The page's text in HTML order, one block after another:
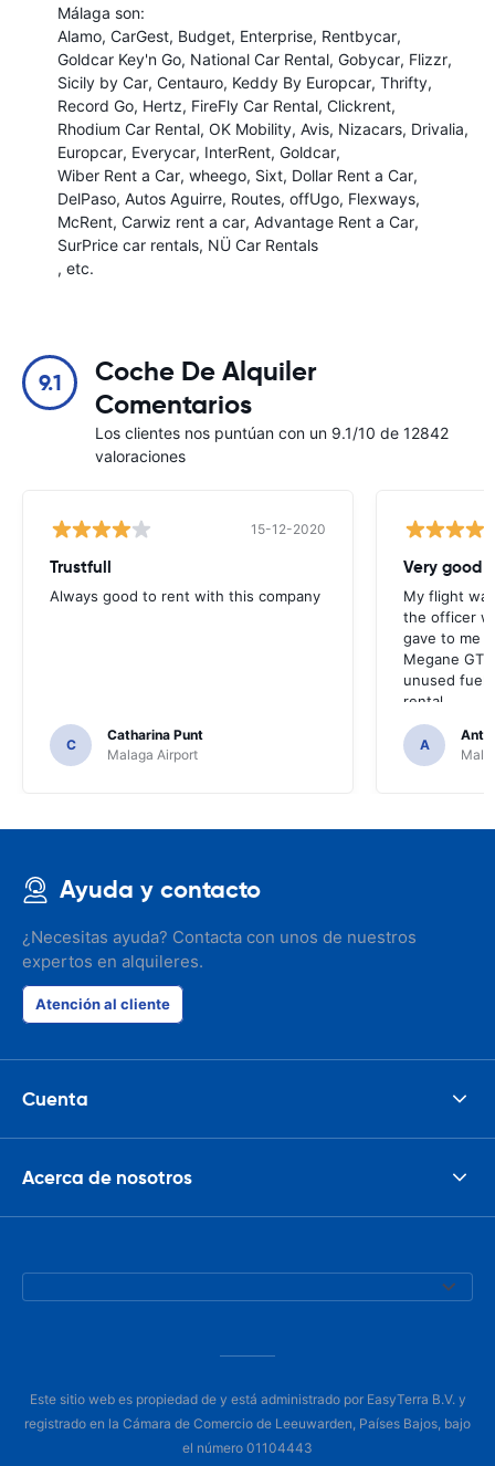
Málaga son:
Alamo CarGest Budget Enterprise Rentbycar
Goldcar Key'n Go National Car Rental Gobycar Flizzr
Sicily by Car Centauro Keddy By Europcar Thrifty
Record Go Hertz FireFly Car Rental Clickrent
Rhodium Car Rental OK Mobility Avis Nizacars Drivalia
Europcar Everycar InterRent Goldcar
Wiber Rent a Car wheego Sixt Dollar Rent a Car
DelPaso Autos Aguirre Routes offUgo Flexways
McRent Carwiz rent a car Advantage Rent a Car
SurPrice car rentals NÜ Car Rentals
, etc.
9.1
Coche De Alquiler
Comentarios
Los clientes nos puntúan con un 9.1/10 de 12842
valoraciones
15-12-2020
Trustfull
Always good to rent with this company
C
Catharina Punt
Malaga Airport
Very good
My flight
the officer
gave to me
Megane GT
unused fuel.
rental.
A
Antti
Ayuda y contacto
¿Necesitas ayuda? Contacta con unos de nuestros
expertos en alquileres.
Atención al cliente
Cuenta
Acerca de nosotros
Este sitio web es propiedad de y está administrado por EasyTerra B.V. y
registrado en la Cámara de Comercio de Leeuwarden, Países Bajos, bajo
el número 01104443